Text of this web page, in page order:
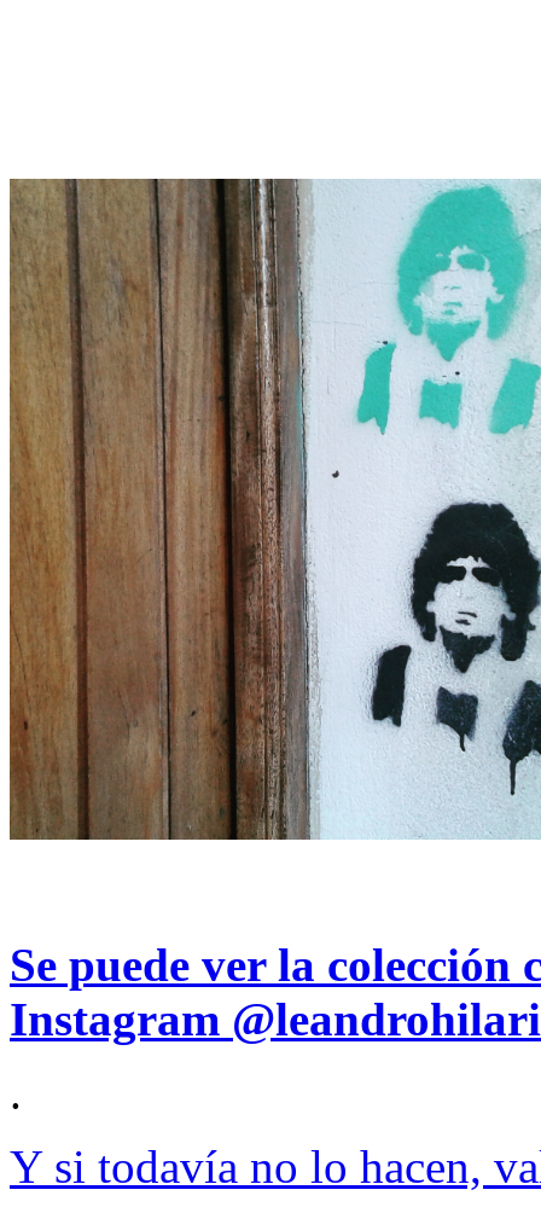
Se puede ver la colección
Instagram
.
Y si todavía no lo hacen,